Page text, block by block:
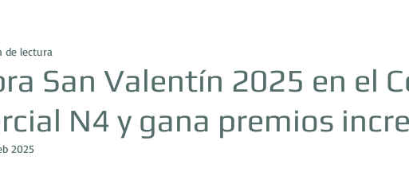
San Valentín 2025 en el
N4 y gana premios
de lectura
2025